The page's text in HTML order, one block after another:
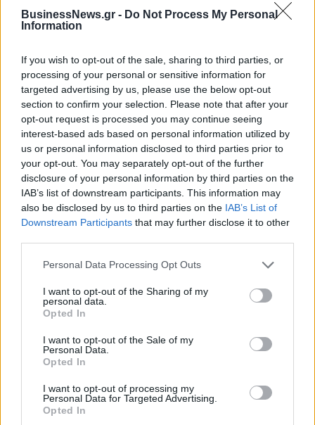
BusinessNews.gr - Do Not Process My Personal
Information
If you wish to opt-out of the sale, sharing to third parties, or
processing of your personal or sensitive information for
targeted advertising by us, please use the below opt-out
section to confirm your selection. Please note that after your
opt-out request is processed you may continue seeing
interest-based ads based on personal information utilized by
us or personal information disclosed to third parties prior to
your opt-out. You may separately opt-out of the further
disclosure of your personal information by third parties on the
IAB’s list of downstream participants. This information may
also be disclosed by us to third parties on the IAB’s List of
Downstream Participants that may further disclose it to other
Personal Data Processing Opt Outs
I want to opt-out of the Sharing of my
personal data.
Opted In
I want to opt-out of the Sale of my
Personal Data.
Opted In
I want to opt-out of processing my
Personal Data for Targeted Advertising.
Opted In
Όμιλος ΔΕΗ: Νέα συμφωνία για χαρτοφυλάκιο έργων ΑΠΕ άνω των 2
GW σε Πολωνία και Ουγγαρία
πώληση συμμετοχής στο Sofia
South Ring Mall έναντι 49,35
εκατ. ευρώ
ΣΚΑΪ: Ολοκληρώθηκε η θητεία
του Γρηγόρη Δημητριάδη - Ο
Γιάννης Αλαφούζος επιστρέφει
στη θέση του CEO
πρόγραμμα στήριξης- Κάλυψη εισφορών ΕΔΟΕΑΠ
Η Toyota φέρνει νέα γενιά
μπαταριών για τα υβριδικά της
Σε κινεζική… πολιορκία η